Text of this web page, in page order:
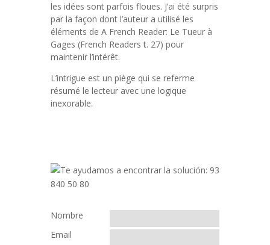
les idées sont parfois floues. J’ai été surpris
par la façon dont l’auteur a utilisé les
éléments de A French Reader: Le Tueur à
Gages (French Readers t. 27) pour
maintenir l’intérêt.
L’intrigue est un piège qui se referme
résumé le lecteur avec une logique
inexorable.
Nombre
Email